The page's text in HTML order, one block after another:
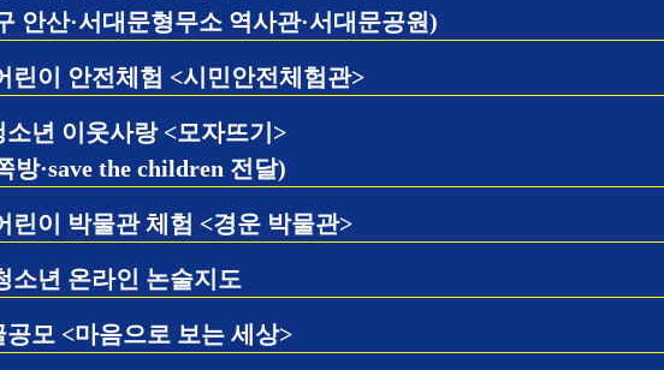
안산·서대문형무소 역사관·서대문공원)
린이 안전체험 <시민안전체험관>
소년 이웃사랑 <모자뜨기>
방·save the children 전달)
린이 박물관 체험 <경운 박물관>
소년 온라인 논술지도
공모 <마음으로 보는 세상>